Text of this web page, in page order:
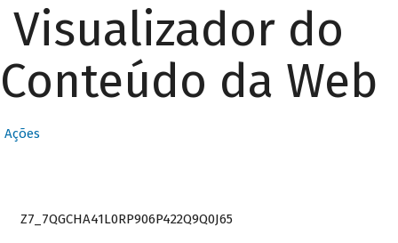
Visualizador do
Conteúdo da Web
Ações
Z7_7QGCHA41L0RP906P422Q9Q0J65